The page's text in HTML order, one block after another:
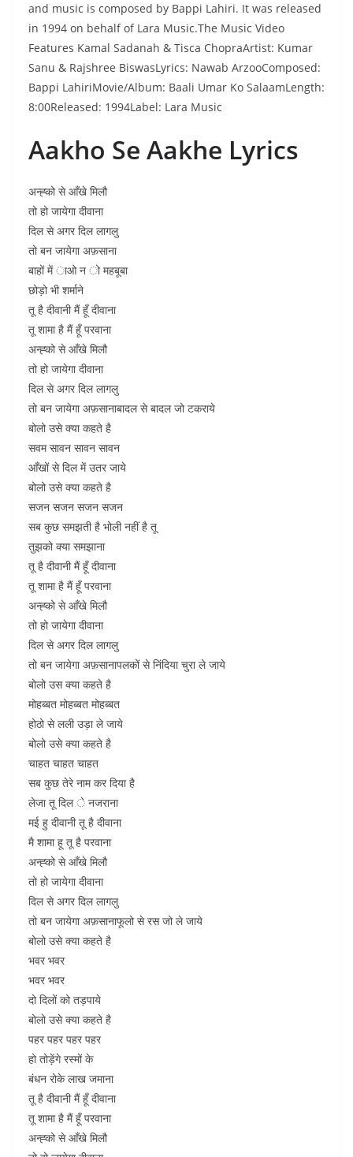
and music is composed by Bappi Lahiri. It was released
in 1994 on behalf of Lara Music.The Music Video
Features Kamal Sadanah & Tisca ChopraArtist: Kumar
Sanu & Rajshree BiswasLyrics: Nawab ArzooComposed:
Bappi LahiriMovie/Album: Baali Umar Ko SalaamLength:
8:00Released: 1994Label: Lara Music
Aakho Se Aakhe Lyrics
अन्ह्को से आँखे मिलौ
तो हो जायेगा दीवाना
दिल से अगर दिल लागलु
तो बन जायेगा अफ़साना
बाहों में ाओ न ो महबूबा
छोड़ो भी शर्माने
तू है दीवानी मैं हूँ दीवाना
तू शामा है मैं हूँ परवाना
अन्ह्को से आँखे मिलौ
तो हो जायेगा दीवाना
दिल से अगर दिल लागलु
तो बन जायेगा अफ़सानाबादल से बादल जो टकराये
बोलो उसे क्या कहते है
सवम सावन सावन सावन
आँखों से दिल में उतर जाये
बोलो उसे क्या कहते है
सजन सजन सजन सजन
सब कुछ समझती है भोली नहीं है तू
तुझको क्या समझाना
तू है दीवानी मैं हूँ दीवाना
तू शामा है मैं हूँ परवाना
अन्ह्को से आँखे मिलौ
तो हो जायेगा दीवाना
दिल से अगर दिल लागलु
तो बन जायेगा अफ़सानापलकों से निंदिया चुरा ले जाये
बोलो उस क्या कहते है
मोहब्बत मोहब्बत मोहब्बत
होठो से लली उड़ा ले जाये
बोलो उसे क्या कहते है
चाहत चाहत चाहत
सब कुछ तेरे नाम कर दिया है
लेजा तू दिल े नजराना
मई हु दीवानी तू है दीवाना
मै शामा हू तू है परवाना
अन्ह्को से आँखे मिलौ
तो हो जायेगा दीवाना
दिल से अगर दिल लागलु
तो बन जायेगा अफ़सानाफूलो से रस जो ले जाये
बोलो उसे क्या कहते है
भवर भवर
भवर भवर
दो दिलों को तड़पाये
बोलो उसे क्या कहते है
पहर पहर पहर पहर
हो तोड़ेंगे रस्मों के
बंधन रोके लाख जमाना
तू है दीवानी मैं हूँ दीवाना
तू शामा है मैं हूँ परवाना
अन्ह्को से आँखे मिलौ